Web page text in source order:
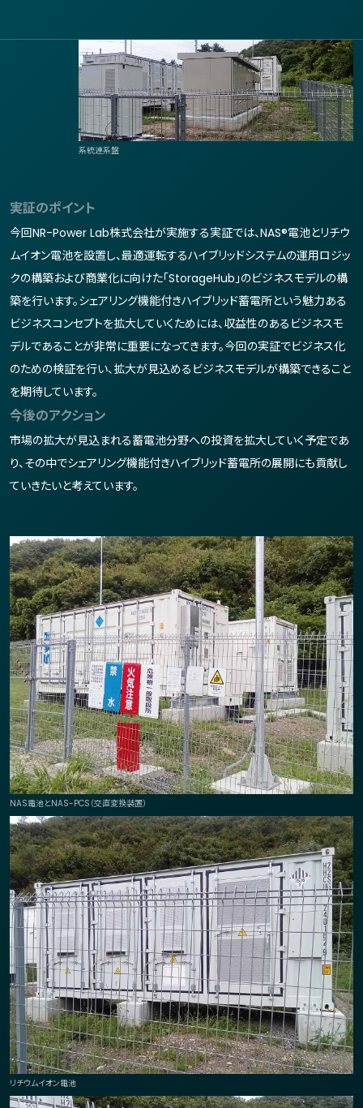
系統連系盤
実証のポイント
今回NR-Power Lab株式会社が実施する実証では、NAS®電池とリチウ
ムイオン電池を設置し、最適運転するハイブリッドシステムの運用ロジッ
クの構築および商業化に向けた「StorageHub」のビジネスモデルの構
築を行います。シェアリング機能付きハイブリッド蓄電所という魅力ある
ビジネスコンセプトを拡大していくためには、収益性のあるビジネスモ
デルであることが非常に重要になってきます。今回の実証でビジネス化
のための検証を行い、拡大が見込めるビジネスモデルが構築できること
を期待しています。
今後のアクション
市場の拡大が見込まれる蓄電池分野への投資を拡大していく予定であ
り、その中でシェアリング機能付きハイブリッド蓄電所の展開にも貢献し
ていきたいと考えています。
NAS電池とNAS-PCS（交直変換装置）
リチウムイオン電池